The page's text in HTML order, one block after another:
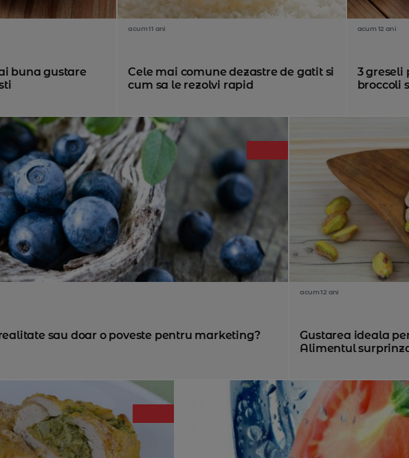
buna gustare
acum 11 ani
Cele mai comune dezastre de gatit si
cum sa le rezolvi rapid
acum 12 ani
3 greseli
broccoli
sau doar o poveste pentru marketing?
acum 12 ani
Gustarea ideala
Alimentul